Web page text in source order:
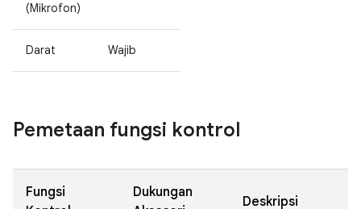
(Mikrofon)
Darat Wajib
Pemetaan fungsi kontrol
Fungsi
Dukungan
Deskripsi